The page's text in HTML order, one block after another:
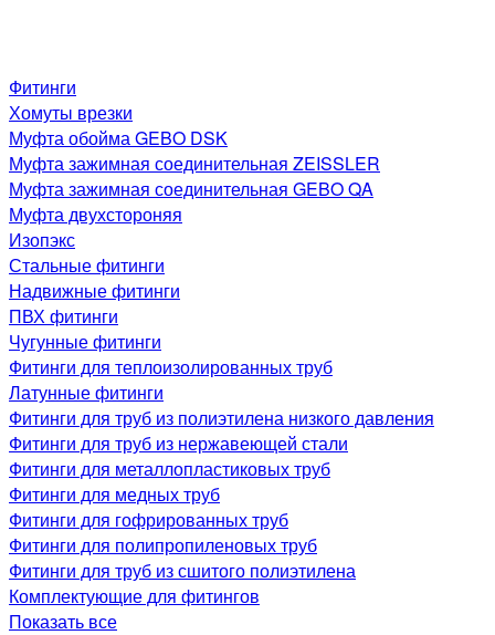
Фитинги
Хомуты врезки
Муфта обойма GEBO DSK
Муфта зажимная соединительная ZEISSLER
Муфта зажимная соединительная GEBO QA
Муфта двухстороняя
Изопэкс
Стальные фитинги
Надвижные фитинги
ПВХ фитинги
Чугунные фитинги
Фитинги для теплоизолированных труб
Латунные фитинги
Фитинги для труб из полиэтилена низкого давления
Фитинги для труб из нержавеющей стали
Фитинги для металлопластиковых труб
Фитинги для медных труб
Фитинги для гофрированных труб
Фитинги для полипропиленовых труб
Фитинги для труб из сшитого полиэтилена
Комплектующие для фитингов
Показать все